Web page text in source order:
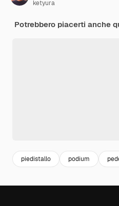
ketyura
Potrebbero piacerti anche
piedistallo podium